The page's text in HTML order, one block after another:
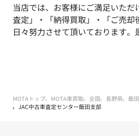
当店では、お客様にご満足いただ
査定」・「納得買取」・「ご売却
日々努力させて頂いております。
MOTAトップ MOTA車買取 全国 長野県
飯
JAC中古車査定センター飯田支部